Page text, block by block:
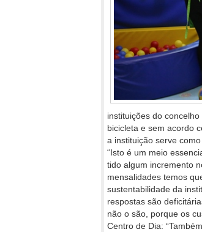
instituições do
bicicleta e sem acordo
a instituição serve como
“Isto é um meio
tido algum incremento
mensalidades temos
sustentabilidade da
respostas são
não o são, porque os
Centro de Dia: